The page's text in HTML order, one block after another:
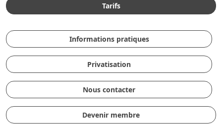
Tarifs
Informations pratiques
Privatisation
Nous contacter
Devenir membre